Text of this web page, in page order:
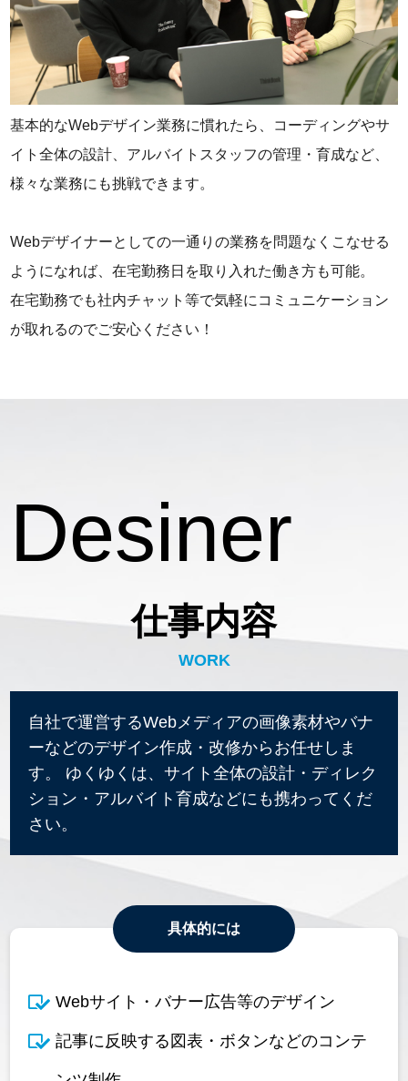
基本的なWebデザイン業務に慣れたら、コーディングやサ
イト全体の設計、アルバイトスタッフの管理・育成など、
様々な業務にも挑戦できます。
Webデザイナーとしての一通りの業務を問題なくこなせる
ようになれば、在宅勤務日を取り入れた働き方も可能。
在宅勤務でも社内チャット等で気軽にコミュニケーション
が取れるのでご安心ください！
仕事内容
WORK
自社で運営するWebメディアの画像素材やバナ
ーなどのデザイン作成・改修からお任せしま
す。 ゆくゆくは、サイト全体の設計・ディレク
ション・アルバイト育成などにも携わってくだ
さい。
具体的には
Webサイト・バナー広告等のデザイン
記事に反映する図表・ボタンなどのコンテ